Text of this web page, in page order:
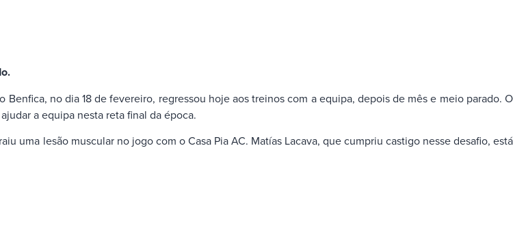
no dia 18 de fevereiro, regressou hoje aos treinos com a equipa, depois de mês e meio parado. O
a equipa nesta reta final da época.
uma lesão muscular no jogo com o Casa Pia AC. Matías Lacava, que cumpriu castigo nesse desafio, está